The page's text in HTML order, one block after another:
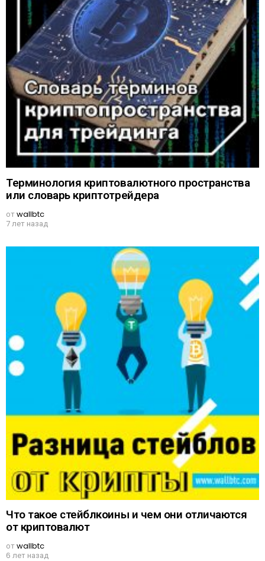
Терминология криптовалютного пространства
или словарь криптотрейдера
отwallbtc
7 лет назад
Что такое стейблкоины и чем они отличаются
от криптовалют
отwallbtc
6 лет назад